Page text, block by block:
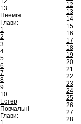
13
Неемія
Глави:
1
2
3
4
5
6
7
8
9
10
Естер
Повчальні
Глави:
12
13
14
15
16
17
18
19
20
21
22
23
24
25
26
27
28